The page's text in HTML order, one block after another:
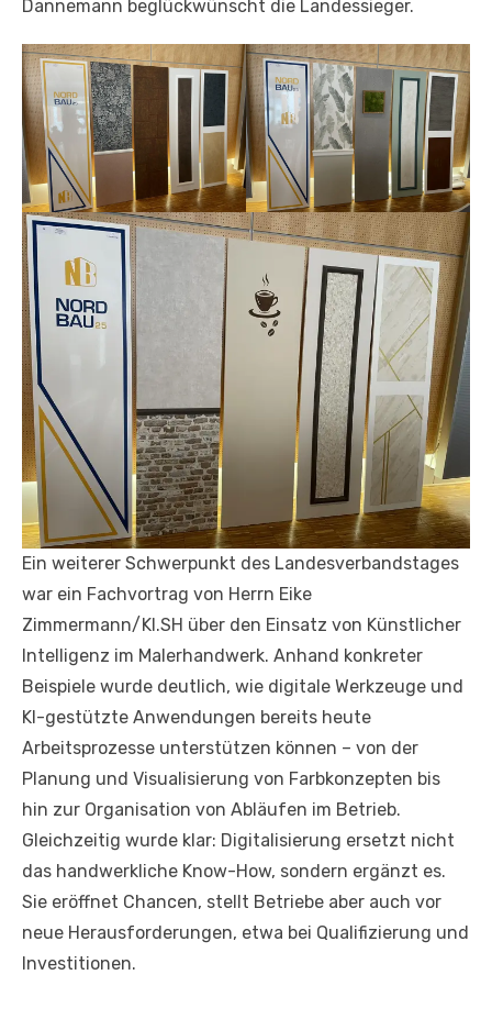
Dannemann beglückwünscht die Landessieger.
Ein weiterer Schwerpunkt des Landesverbandstages
war ein Fachvortrag von Herrn Eike
Zimmermann/KI.SH über den Einsatz von Künstlicher
Intelligenz im Malerhandwerk. Anhand konkreter
Beispiele wurde deutlich, wie digitale Werkzeuge und
KI-gestützte Anwendungen bereits heute
Arbeitsprozesse unterstützen können – von der
Planung und Visualisierung von Farbkonzepten bis
hin zur Organisation von Abläufen im Betrieb.
Gleichzeitig wurde klar: Digitalisierung ersetzt nicht
das handwerkliche Know-How, sondern ergänzt es.
Sie eröffnet Chancen, stellt Betriebe aber auch vor
neue Herausforderungen, etwa bei Qualifizierung und
Investitionen.